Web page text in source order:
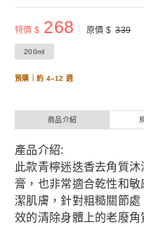
特價 $ 268 原價 $ 339
200ml
預購｜約 4–12 週
商品介紹
產品介紹:
此款青檸迷迭香去角質
膏，也非常適合乾性和
潔肌膚，針對粗糙關節
效的清除身體上的老廢角